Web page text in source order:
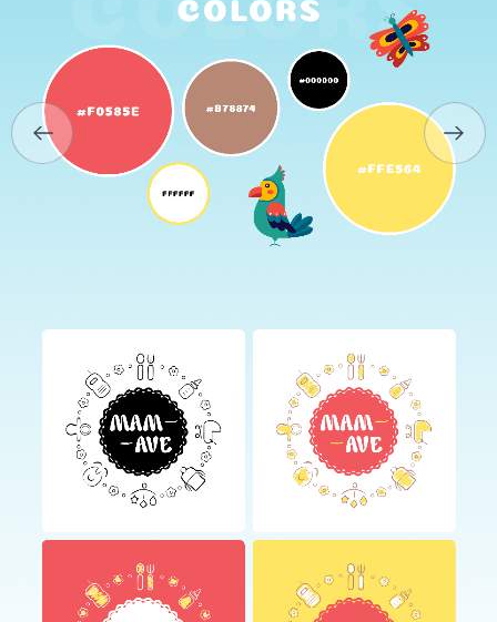
ПОСЛУГИ
ПОРТФОЛІО
БРИФИ
КАР’ЄРА
БЛОГ
КОНТАКТИ